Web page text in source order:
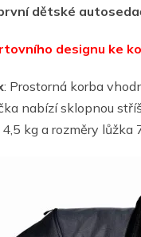
dětské
designu ke
: Prostorná korba
nabízí sklopnou
kg a rozměry lůžka